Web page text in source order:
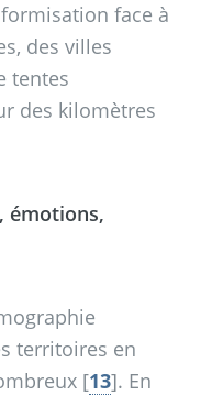
face à
des villes
tentes
des kilomètres
émotions,
territoires en
[13]. En